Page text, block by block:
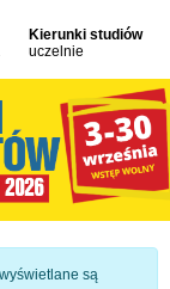
Kierunki studiów
uczelnie
są